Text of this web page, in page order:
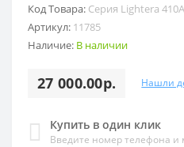
Код Товара: Серия Lightera
Артикул: 11785
Наличие: В наличии
27 000.00р. Нашли
Купить в один клик
Введите номер телефона